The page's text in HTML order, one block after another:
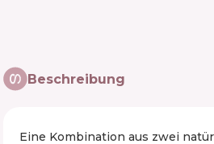
Beschreibung
Eine Kombination aus zwei